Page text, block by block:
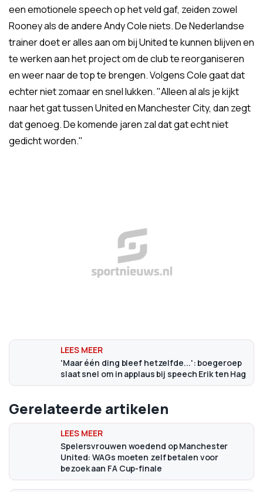
een emotionele speech op het veld gaf, zeiden zowel
Rooney als de andere Andy Cole niets. De Nederlandse
trainer doet er alles aan om bij United te kunnen blijven en
te werken aan het project om de club te reorganiseren
en weer naar de top te brengen. Volgens Cole gaat dat
echter niet zomaar en snel lukken. "Alleen al als je kijkt
naar het gat tussen United en Manchester City, dan zegt
dat genoeg. De komende jaren zal dat gat echt niet
gedicht worden."
'Maar één ding bleef hetzelfde...': boegeroep
slaat snel om in applaus bij speech Erik ten Hag
Gerelateerde artikelen
Spelersvrouwen woedend op Manchester
United: WAGs moeten zelf betalen voor
bezoek aan FA Cup-finale